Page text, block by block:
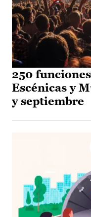
250
Escénicas y
y septiembre